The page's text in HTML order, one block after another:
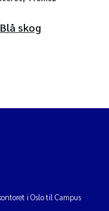
skog
i Oslo til Campus